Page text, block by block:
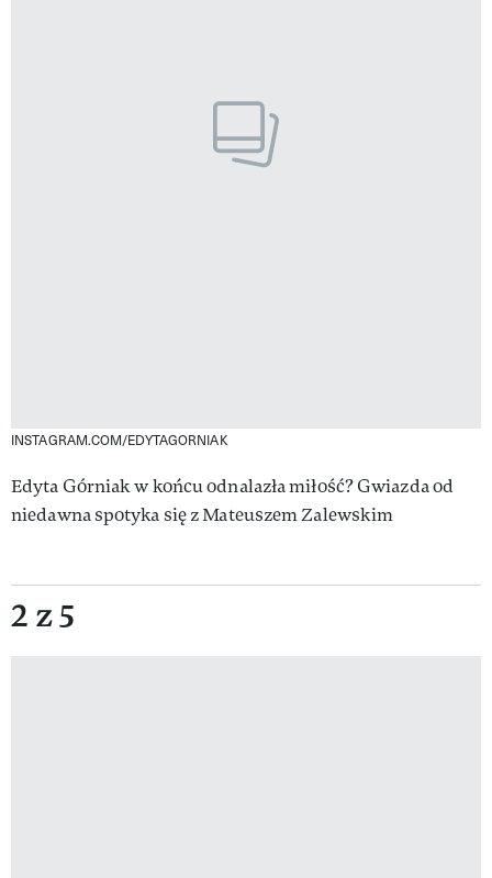
INSTAGRAM.COM/EDYTAGORNIAK
Edyta Górniak w końcu odnalazła miłość? Gwiazda od
niedawna spotyka się z Mateuszem Zalewskim
2 z 5